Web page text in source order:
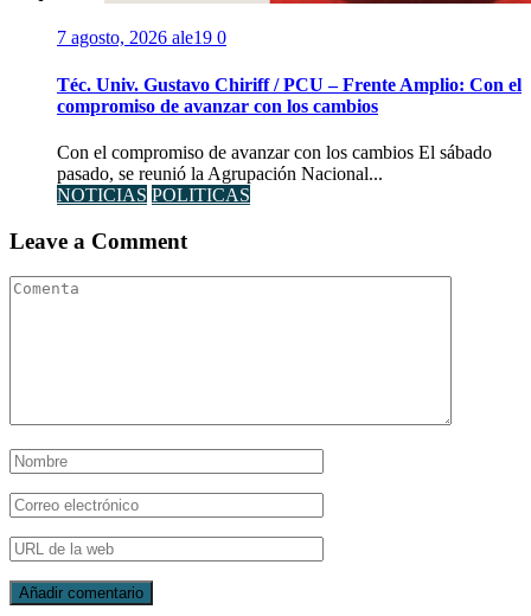
7 agosto, 2026 ale19 0
Téc. Univ. Gustavo Chiriff / PCU – Frente Amplio: Con el
compromiso de avanzar con los cambios
Con el compromiso de avanzar con los cambios El sábado
pasado, se reunió la Agrupación Nacional...
NOTICIAS POLITICAS
Leave a Comment